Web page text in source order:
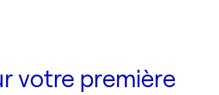
votre première